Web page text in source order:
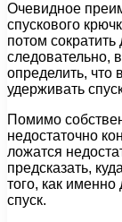
Очевидное
спускового
потом сократить
следовательно,
определить, что
удерживать
Помимо
недостаточно
ложатся
предсказать,
того, как
спуск.